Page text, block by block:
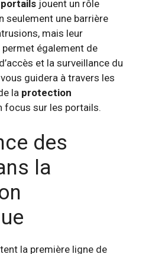
portails jouent un rôle
seulement une barrière
mais leur
également de
et la surveillance du
guidera à travers les
la protection
focus sur les portails.
des
la
la première ligne de